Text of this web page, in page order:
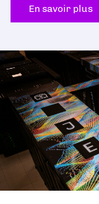
En savoir plus